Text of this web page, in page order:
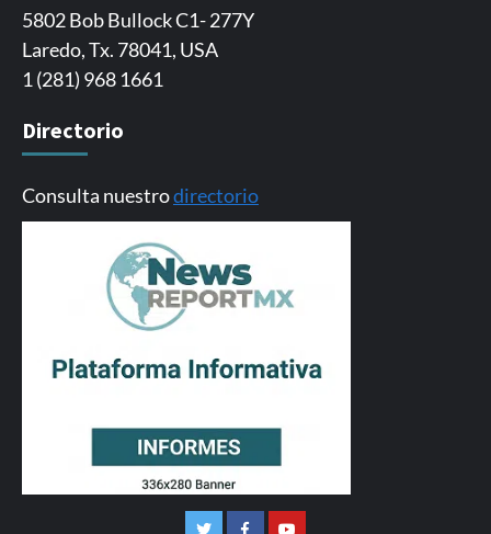
5802 Bob Bullock C1- 277Y
Laredo, Tx. 78041, USA
1 (281) 968 1661
Directorio
Consulta nuestrodirectorio